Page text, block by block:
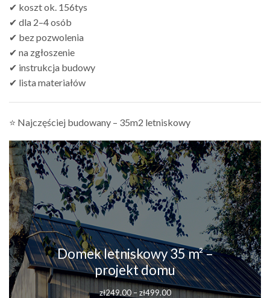
✔ koszt ok. 156tys
✔ dla 2–4 osób
✔ bez pozwolenia
✔ na zgłoszenie
✔ instrukcja budowy
✔ lista materiałów
⭐ Najczęściej budowany – 35m2 letniskowy
Domek letniskowy 35 m² –
projekt domu
zł249.00 – zł499.00